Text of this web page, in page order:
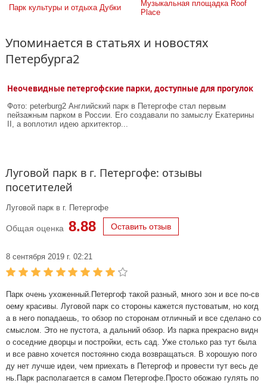
Парк культуры и отдыха Дубки
Музыкальная площадка Roof
Place
Упоминается в статьях и новостях
Петербурга2
Неочевидные петергофские парки, доступные для прогулок
Фото: peterburg2 Английский парк в Петергофе стал первым
пейзажным парком в России. Его создавали по замыслу Екатерины
II, а воплотил идею архитектор...
Луговой парк в г. Петергофе: отзывы
посетителей
Луговой парк в г. Петергофе
Общая оценка 8.88 Оставить отзыв
8 сентября 2019 г. 02:21
Парк очень ухоженный.Петергоф такой разный, много зон и все по-св
оему красивы. Луговой парк со стороны кажется пустоватым, но когд
а в него попадаешь, то обзор по сторонам отличный и все сделано со
смыслом. Это не пустота, а дальний обзор. Из парка прекрасно видн
о соседние дворцы и постройки, есть сад. Уже столько раз тут была
и все равно хочется постоянно сюда возвращаться. В хорошую пого
ду нет лучше идеи, чем приехать в Петергоф и провести тут весь де
нь.Парк располагается в самом Петергофе.Просто обожаю гулять по